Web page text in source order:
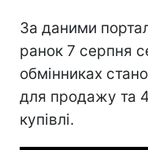
За даними
ранок 7 серпня
обмінниках
для продажу та
купівлі.